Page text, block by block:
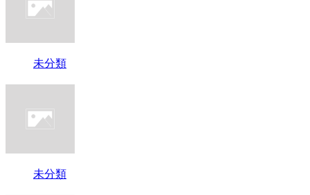
未分類
未分類